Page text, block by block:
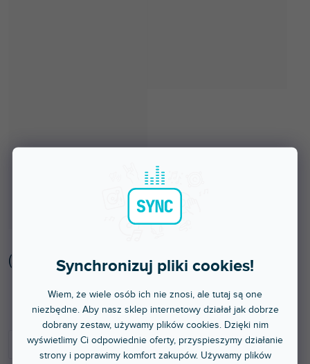
Synchronizuj pliki cookies!
Wiem, że wiele osób ich nie znosi, ale tutaj są one
niezbędne. Aby nasz sklep internetowy działał jak dobrze
dobrany zestaw, używamy plików cookies. Dzięki nim
wyświetlimy Ci odpowiednie oferty, przyspieszymy działanie
strony i poprawimy komfort zakupów. Używamy plików
Dostępny w sklepie stacjonarnym
(